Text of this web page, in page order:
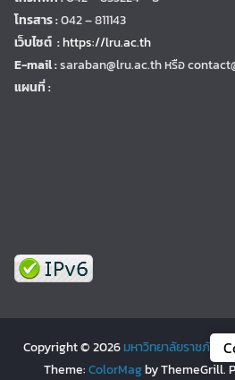
โทรสาร :042 – 811143
เว็บไซต์ :https://lru.ac.th
E-mail :saraban@lru.ac.thหรือ
แผนที่ :
Copyright © 2026มหาวิทยาลัยราชภัฏเล
Theme:ColorMagby ThemeGrill.